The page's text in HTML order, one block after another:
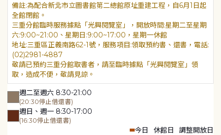
為配合新北市立圖書館第二總館原址重建工程，自6月1日起
全館閉館。
三重分館臨時服務據點「光興閱覽室」，開放時間:星期二至星期
六:9:00~21:00、星期日:9:00~17:00，星期一休館
地址:三重區正義南路62-1號，服務項目:領取預約書、還書，電話:
(02)2981-4887
敬請已預約三重分館取書者，請至臨時據點「光興閱覽室」領
取，造成不便，敬請見諒。
週二至週六 8:30-21:00
(20:30停止借還書)
週日、週一 8:30-17:00
(16:30停止借還書)
今日 休館日 調整開放日